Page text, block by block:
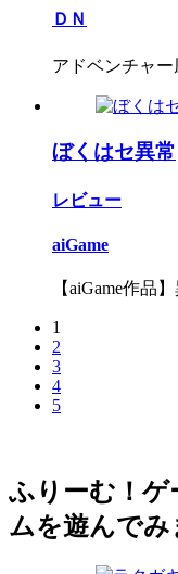
ＤＮ
アドベンチャ
ぼくはセ異常
レビュー
aiGame
【aiGame作品
1
2
3
4
5
ふりーむ！ゲ
ムを遊んでみ